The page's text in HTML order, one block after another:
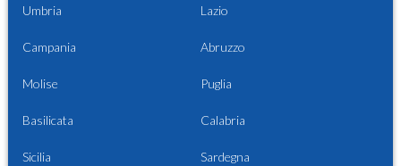
Umbria Lazio
Campania Abruzzo
Molise Puglia
Basilicata Calabria
Sicilia Sardegna